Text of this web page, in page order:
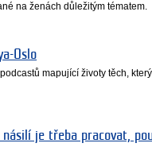
na ženách důležitým tématem.
Oslo
mapující životy těch,
násilí je třeba pracovat,